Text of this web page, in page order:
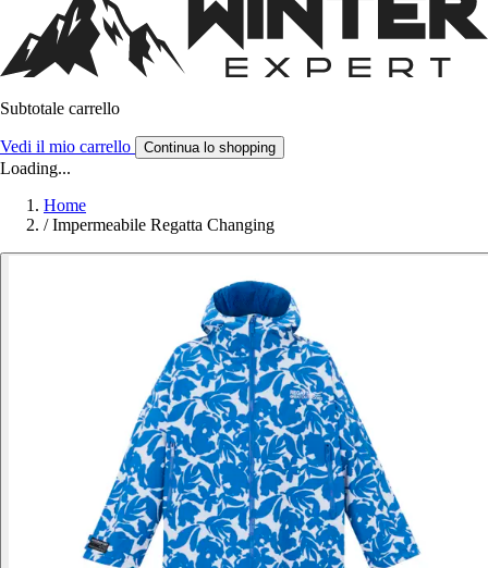
Subtotale carrello
Vedi il mio carrello Continua lo shopping
Loading...
Home
/ Impermeabile Regatta Changing